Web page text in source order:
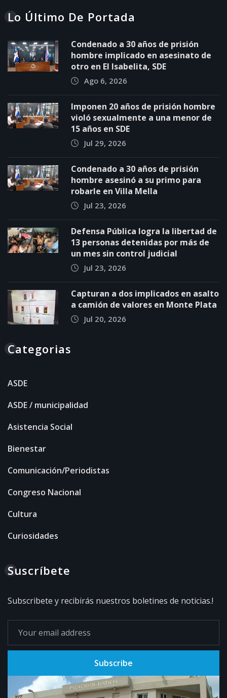
Lo Último De Portada
Condenado a 30 años de prisión
hombre implicado en asesinato de
otro en El Isabelita, SDE
Ago 6, 2026
Imponen 20 años de prisión hombre
violó sexualmente a una menor de
15 años en SDE
Jul 29, 2026
Condenado a 30 años de prisión
hombre asesinó a su primo para
robarle en Villa Mella
Jul 23, 2026
Defensa Pública logra la libertad de
13 personas detenidas por más de
un mes sin control judicial
Jul 23, 2026
Capturan a dos implicados en asalto
a camión de valores en Monte Plata
Jul 20, 2026
Categorias
ASDE
ASDE / municipalidad
Asistencia Social
Bienestar
Comunicación/Periodistas
Congreso Nacional
Cultura
Curiosidades
Suscríbete
Subscribete y recibirás nuestros boletines de noticias.!
Subscribe